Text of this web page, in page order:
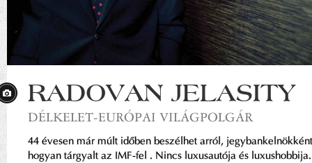
RADOVAN JELASITY
DÉLKELET-EURÓPAI VILÁGPOLGÁR
44 évesen már múlt időben beszélhet arról, jegybankelnökként
hogyan tárgyalt az IMF-fel . Nincs luxusautója és luxushobbija.